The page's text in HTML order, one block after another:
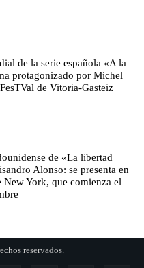
de la serie española «A la
protagonizado por Michel
de Vitoria-Gasteiz
de «La libertad
Alonso: se presenta en
New York, que comienza el
reservados.